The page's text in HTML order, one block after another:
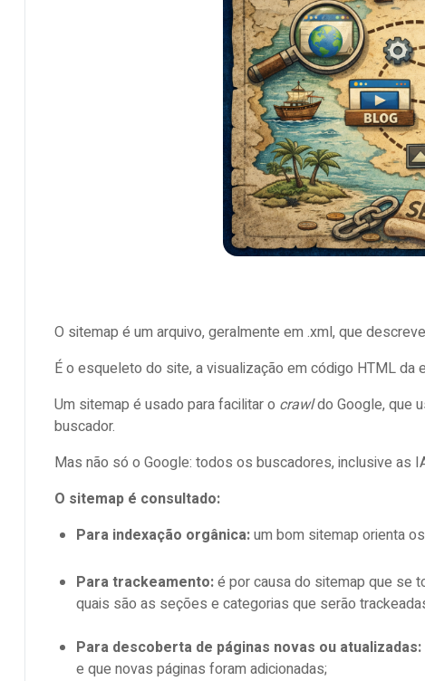
O sitemap é um arquivo, geralmente em .xml, que
É o esqueleto do site, a visualização em código HTML da
Um sitemap é usado para facilitar o crawldo Google, que
buscador.
Mas não só o Google: todos os buscadores, inclusive as
O sitemap é consultado:
Para indexação orgânica:um bom sitemap orienta os
Para trackeamento:é por causa do sitemap que se
quais são as seções e categorias que serão
Para descoberta de páginas novas ou atualizadas:
e que novas páginas foram adicionadas;